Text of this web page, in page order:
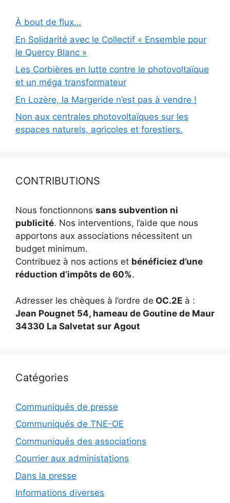
À bout de flux…
En Solidarité avec le Collectif « Ensemble pour
le Quercy Blanc »
Les Corbières en lutte contre le photovoltaïque
et un méga transformateur
En Lozère, la Margeride n’est pas à vendre !
Non aux centrales photovoltaïques sur les
espaces naturels, agricoles et forestiers.
CONTRIBUTIONS
Nous fonctionnons sans subvention ni
publicité. Nos interventions, l’aide que nous
apportons aux associations nécessitent un
budget minimum.
Contribuez à nos actions et bénéficiez d’une
réduction d’impôts de 60%.
Adresser les chèques à l’ordre de OC.2E à :
Jean Pougnet 54, hameau de Goutine de Maur
34330 La Salvetat sur Agout
Catégories
Communiqués de presse
Communiqués de TNE-OE
Communiqués des associations
Courrier aux administations
Dans la presse
Informations diverses